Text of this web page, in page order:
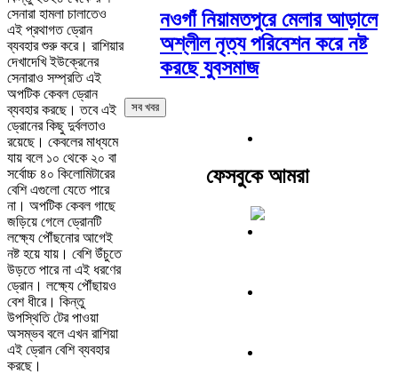
সেনারা হামলা চালাতেও
এই প্রথাগত ড্রোন
ব্যবহার শুরু করে। রাশিয়ার
দেখাদেখি ইউক্রেনের
সেনারাও সম্প্রতি এই
অপটিক কেবল ড্রোন
ব্যবহার করছে। তবে এই
ড্রোনের কিছু দুর্বলতাও
রয়েছে। কেবলের মাধ্যমে
যায় বলে ১০ থেকে ২০ বা
সর্বোচ্চ ৪০ কিলোমিটারের
বেশি এগুলো যেতে পারে
না। অপটিক কেবল গাছে
জড়িয়ে গেলে ড্রোনটি
লক্ষ্যে পৌঁছনোর আগেই
নষ্ট হয়ে যায়। বেশি উঁচুতে
উড়তে পারে না এই ধরণের
ড্রোন। লক্ষ্যে পৌঁছায়ও
বেশ ধীরে। কিন্তু
উপস্থিতি টের পাওয়া
অসম্ভব বলে এখন রাশিয়া
এই ড্রোন বেশি ব্যবহার
করছে।
নওগাঁ নিয়ামতপুরে মেলার আড়ালে
অশ্লীল নৃত্য পরিবেশন করে নষ্ট
করছে যুবসমাজ
সব খবর
ফেসবুকে আমরা